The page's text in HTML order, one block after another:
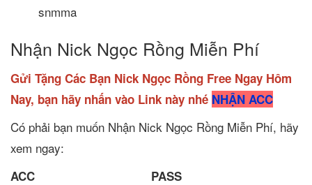
snmma
Nhận Nick Ngọc Rồng Miễn Phí
Gửi Tặng Các Bạn Nick Ngọc Rồng Free Ngay Hôm
Nay, bạn hãy nhấn vào Link này nhé NHẬN ACC
Có phải bạn muốn Nhận Nick Ngọc Rồng Miễn Phí, hãy
xem ngay:
ACC PASS